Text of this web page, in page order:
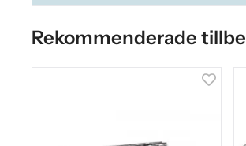
Rekommenderade